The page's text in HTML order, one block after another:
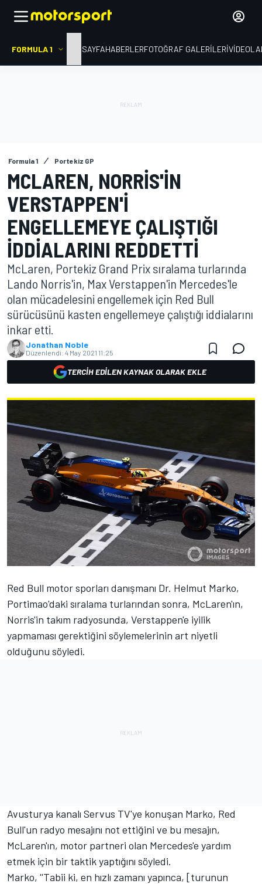
FORMULA 1 ANA SAYFAHABERLERFOTOĞRAF GALERILERI
Formula 1 Portekiz GP
MCLAREN, NORRIS'IN
VERSTAPPEN'I
ENGELLEMEYE ÇALIŞTIĞI
IDDIALARINI REDDETTI
McLaren, Portekiz Grand Prix sıralama turlarında
Lando Norris'in, Max Verstappen'in Mercedes'le
olan mücadelesini engellemek için Red Bull
sürücüsünü kasten engellemeye çalıştığı iddialarını
inkar etti.
Jonathan Noble
Düzenlendi: 4 May 2021 11:25
TERCIH EDILEN KAYNAK OLARAK EKLE
Red Bull motor sporları danışmanı Dr. Helmut Marko,
Portimao'daki sıralama turlarından sonra, McLaren'ın,
Norris'in takım radyosunda, Verstappen'e iyilik
yapmaması gerektiğini söylemelerinin art niyetli
olduğunu söyledi.
Avusturya kanalı Servus TV'ye konuşan Marko, Red
Bull'un radyo mesajını not ettiğini ve bu mesajın,
McLaren'ın, motor partneri olan Mercedes'e yardım
etmek için bir taktik yaptığını söyledi.
Marko, ''Tabii ki, en hızlı zamanı yapınca, [turunun